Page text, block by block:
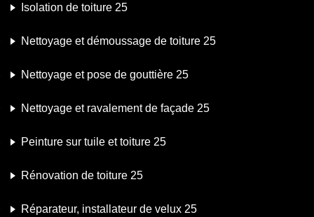
Isolation de toiture 25
Nettoyage et démoussage de toiture 25
Nettoyage et pose de gouttière 25
Nettoyage et ravalement de façade 25
Peinture sur tuile et toiture 25
Rénovation de toiture 25
Réparateur, installateur de velux 25